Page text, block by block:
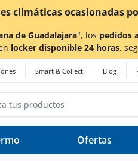
climáticas ocasionadas
de Guadalajara", los pedidos
locker disponible 24 horas,
Smart & Collect Blog
Ofertas